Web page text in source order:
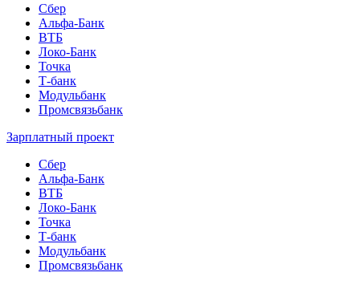
Сбер
Альфа-Банк
ВТБ
Локо-Банк
Точка
Т-банк
Модульбанк
Промсвязьбанк
Зарплатный проект
Сбер
Альфа-Банк
ВТБ
Локо-Банк
Точка
Т-банк
Модульбанк
Промсвязьбанк